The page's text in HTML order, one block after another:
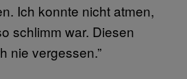
Ich konnte nicht atmen,
schlimm war. Diesen
nie vergessen.”